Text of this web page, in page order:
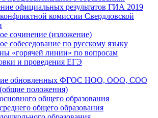
официальных результатов ГИА 2019
комиссии Свердловской
сочинение (изложение)
собеседование по русскому языку
«горячей линии» по вопросам
и проведения ЕГЭ
обновленных ФГОС НОО, ООО, СОО
положения)
общего образования
общего образования